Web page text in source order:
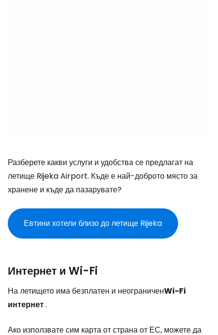
Разберете какви услуги и удобства се предлагат на
летище Rijeka Airport. Къде е най-доброто място за
хранене и къде да пазарувате?
Евтини хотели близо до летище Rijeka
Интернет и Wi-Fi
На летището има безплатен и неограниченWi-Fi
интернет.
Ако използвате сим карта от страна от ЕС, можете да